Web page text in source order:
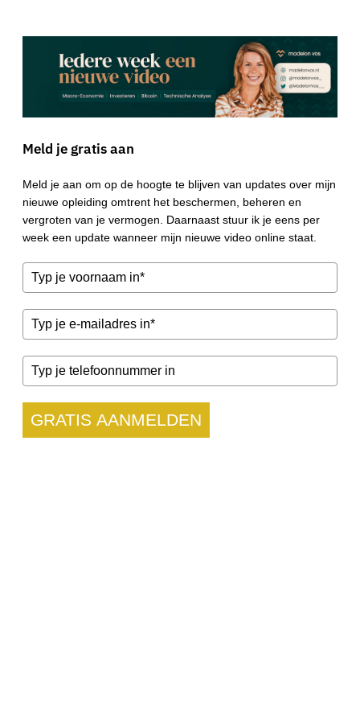
Meld je gratis aan
Meld je aan om op de hoogte te blijven van updates over mijn
nieuwe opleiding omtrent het beschermen, beheren en
vergroten van je vermogen. Daarnaast stuur ik je eens per
week een update wanneer mijn nieuwe video online staat.
GRATIS AANMELDEN